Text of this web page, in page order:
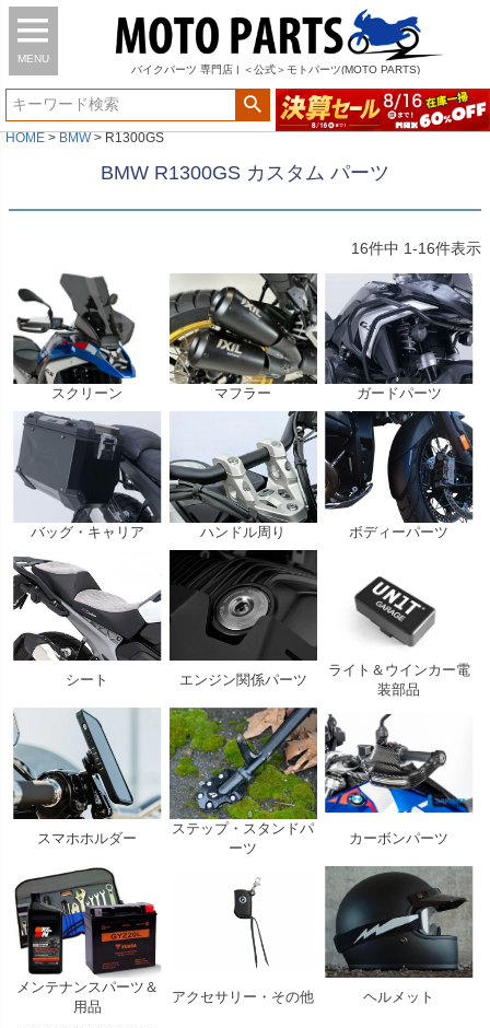
MENU
バイク パーツ 専門店 | ＜公式＞モトパーツ(MOTO PARTS)
HOME BMW R1300GS
BMW R1300GS カスタム パーツ
16件中 1-16件表示
スクリーン マフラー ガードパーツ
バッグ・キャリア ハンドル周り ボディーパーツ
シート エンジン関係パーツ
ライト＆ウインカー電
装部品
スマホホルダー
ステップ・スタンドパ
ーツ
カーボンパーツ
メンテナンスパーツ＆
用品
アクセサリー・その他 ヘルメット